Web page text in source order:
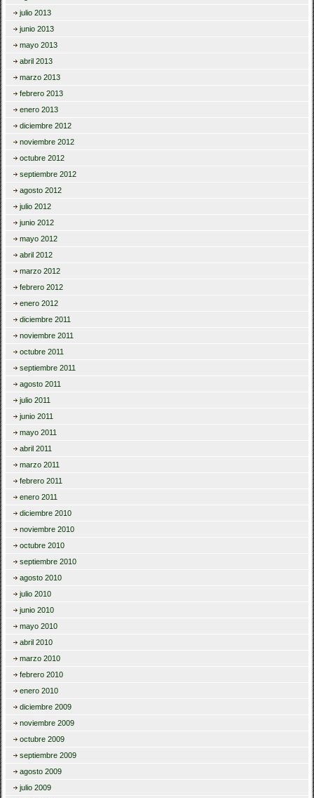
julio 2013
junio 2013
mayo 2013
abril 2013
marzo 2013
febrero 2013
enero 2013
diciembre 2012
noviembre 2012
octubre 2012
septiembre 2012
agosto 2012
julio 2012
junio 2012
mayo 2012
abril 2012
marzo 2012
febrero 2012
enero 2012
diciembre 2011
noviembre 2011
octubre 2011
septiembre 2011
agosto 2011
julio 2011
junio 2011
mayo 2011
abril 2011
marzo 2011
febrero 2011
enero 2011
diciembre 2010
noviembre 2010
octubre 2010
septiembre 2010
agosto 2010
julio 2010
junio 2010
mayo 2010
abril 2010
marzo 2010
febrero 2010
enero 2010
diciembre 2009
noviembre 2009
octubre 2009
septiembre 2009
agosto 2009
julio 2009